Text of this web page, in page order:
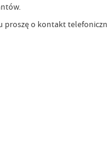
o kontakt